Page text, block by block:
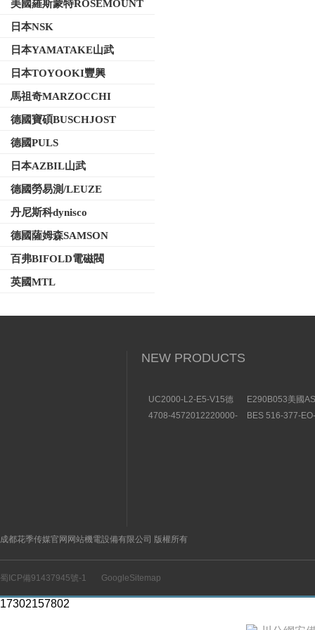
美國羅斯蒙特ROSEMOUNT
日本NSK
日本YAMATAKE山武
日本TOYOOKI豐興
馬祖奇MARZOCCHI
德國寶碩BUSCHJOST
德國PULS
日本AZBIL山武
德國勞易測/LEUZE
丹尼斯科dynisco
德國薩姆森SAMSON
百弗BIFOLD電磁閥
英國MTL
NEW PRODUCTS
UC2000-L2-E5-V15德
國P+F倍加福超聲波傳感
E290B053美國
斯卡氣控式角座
4708-4572012220000-
BES 516-377-
成都花季传媒官网网站機電設備有限公司 版權所有
蜀ICP備91437945號-1 GoogleSitemap
17302157802